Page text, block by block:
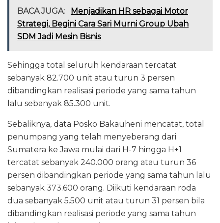
BACA JUGA:
Menjadikan HR sebagai Motor
Strategi, Begini Cara Sari Murni Group Ubah
SDM Jadi Mesin Bisnis
Sehingga total seluruh kendaraan tercatat
sebanyak 82.700 unit atau turun 3 persen
dibandingkan realisasi periode yang sama tahun
lalu sebanyak 85.300 unit.
Sebaliknya, data Posko Bakauheni mencatat, total
penumpang yang telah menyeberang dari
Sumatera ke Jawa mulai dari H-7 hingga H+1
tercatat sebanyak 240.000 orang atau turun 36
persen dibandingkan periode yang sama tahun lalu
sebanyak 373.600 orang. Diikuti kendaraan roda
dua sebanyak 5.500 unit atau turun 31 persen bila
dibandingkan realisasi periode yang sama tahun